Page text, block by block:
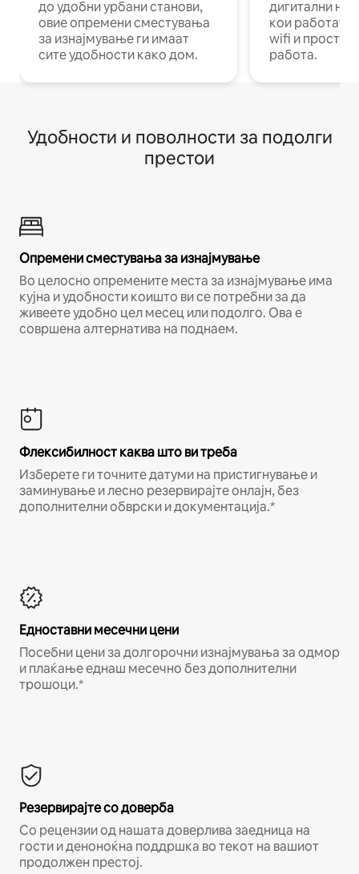
до удобни урбани станови,
овие опремени сместувања
за изнајмување ги имаат
сите удобности како дом.
дигитални
кои работат
wifi и
работа.
Удобности и поволности за подолги
престои
Опремени сместувања за изнајмување
Во целосно опремените места за изнајмување има
кујна и удобности коишто ви се потребни за да
живеете удобно цел месец или подолго. Ова е
совршена алтернатива на поднаем.
Флексибилност каква што ви треба
Изберете ги точните датуми на пристигнување и
заминување и лесно резервирајте онлајн, без
дополнителни обврски и документација.*
Едноставни месечни цени
Посебни цени за долгорочни изнајмувања за одмор
и плаќање еднаш месечно без дополнителни
трошоци.*
Резервирајте со доверба
Со рецензии од нашата доверлива заедница на
гости и деноноќна поддршка во текот на вашиот
продолжен престој.